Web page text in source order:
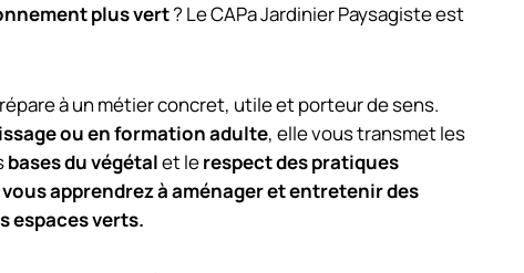
plus vert? Le CAPa Jardinier Paysagiste est
à un métier concret, utile et porteur de sens.
ou en formation adulte, elle vous transmet les
bases du végétalet lerespect des pratiques
vous apprendrez à aménager et entretenir des
espaces verts.